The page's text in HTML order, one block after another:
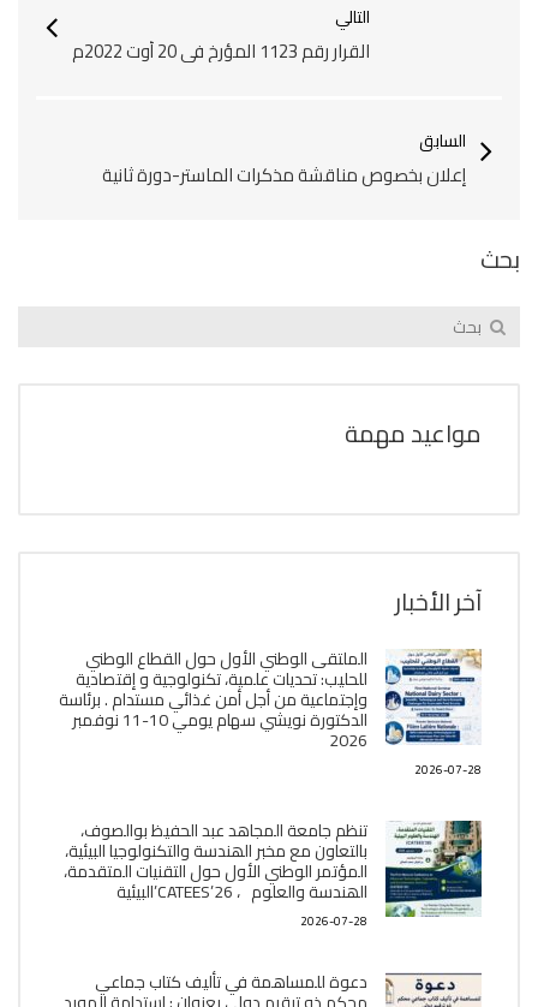
التالي
القرار رقم 1123 المؤرخ في 20 أوت 2022م
السابق
إعلان بخصوص مناقشة مذكرات الماستر-دورة ثانية‎‎
بحث
مواعيد مهمة
آخر الأخبار
الملتقى الوطني الأول حول القطاع الوطني
للحليب: تحديات علمية، تكنولوجية و إقتصادية
وإجتماعية من أجل أمن غذائي مستدام . برئاسة
الدكتورة نويشي سهام يومي 10-11 نوفمبر
2026
2026-07-28
تنظم جامعة المجاهد عبد الحفيظ بوالصوف،
بالتعاون مع مخبر الھندسة والتكنولوجيا البیئیة،
المؤتمر الوطني الأول حول التقنيات المتقدمة،
الھندسة والعلوم ، CATEES’26’البیئية
2026-07-28
دعوة للمساهمة في تأليف كتاب جماعي